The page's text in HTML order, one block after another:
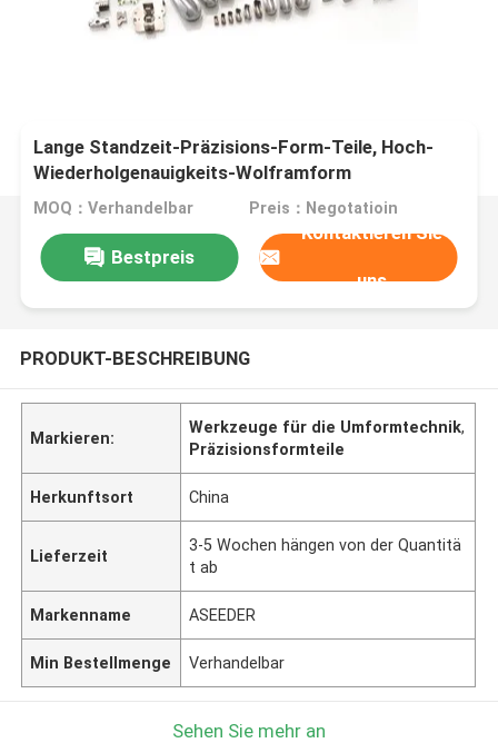
Lange Standzeit-Präzisions-Form-Teile, Hoch-
Wiederholgenauigkeits-Wolframform
MOQ：Verhandelbar Preis：Negotatioin
Bestpreis
Kontaktieren Sie
uns
PRODUKT-BESCHREIBUNG
Markieren:
Werkzeuge für die Umformtechnik,
Präzisionsformteile
Herkunftsort China
Lieferzeit
3-5 Wochen hängen von der Quantitä
t ab
Markenname ASEEDER
Min Bestellmenge Verhandelbar
Sehen Sie mehr an